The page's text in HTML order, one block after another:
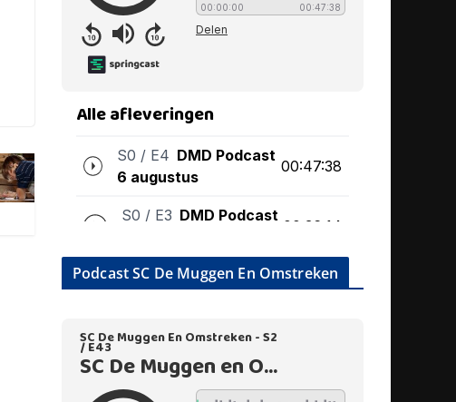
Podcast SC De Muggen En Omstreken